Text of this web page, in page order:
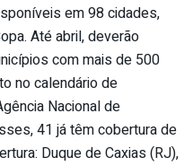
em 98 cidades,
Até abril, deverão
com mais de 500
no calendário de
Nacional de
41 já têm cobertura de
Duque de Caxias (RJ),